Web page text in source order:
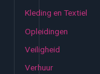
Kleding en Textiel
Opleidingen
Veiligheid
Verhuur